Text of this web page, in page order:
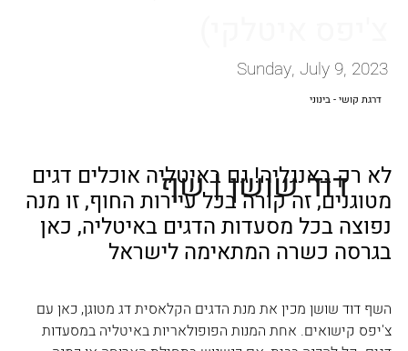
Sunday, July 9, 2023
דרגת קושי - בינוני
לא רק באנגליה! גם באיטליה אוכלים דגים
מטוגנים, זה קורה בכל עיירות החוף, זו מנה
נפוצה בכל מסעדות הדגים באיטליה, כאן
בגרסה כשרה המתאימה לישראל
השף דוד שושן מכין את מנת הדגים הקלאסית דג מטוגן, כאן עם
צ'יפס קישואים. אחת המנות הפופולאריות באיטליה במסעדות
דוד שושן | שף